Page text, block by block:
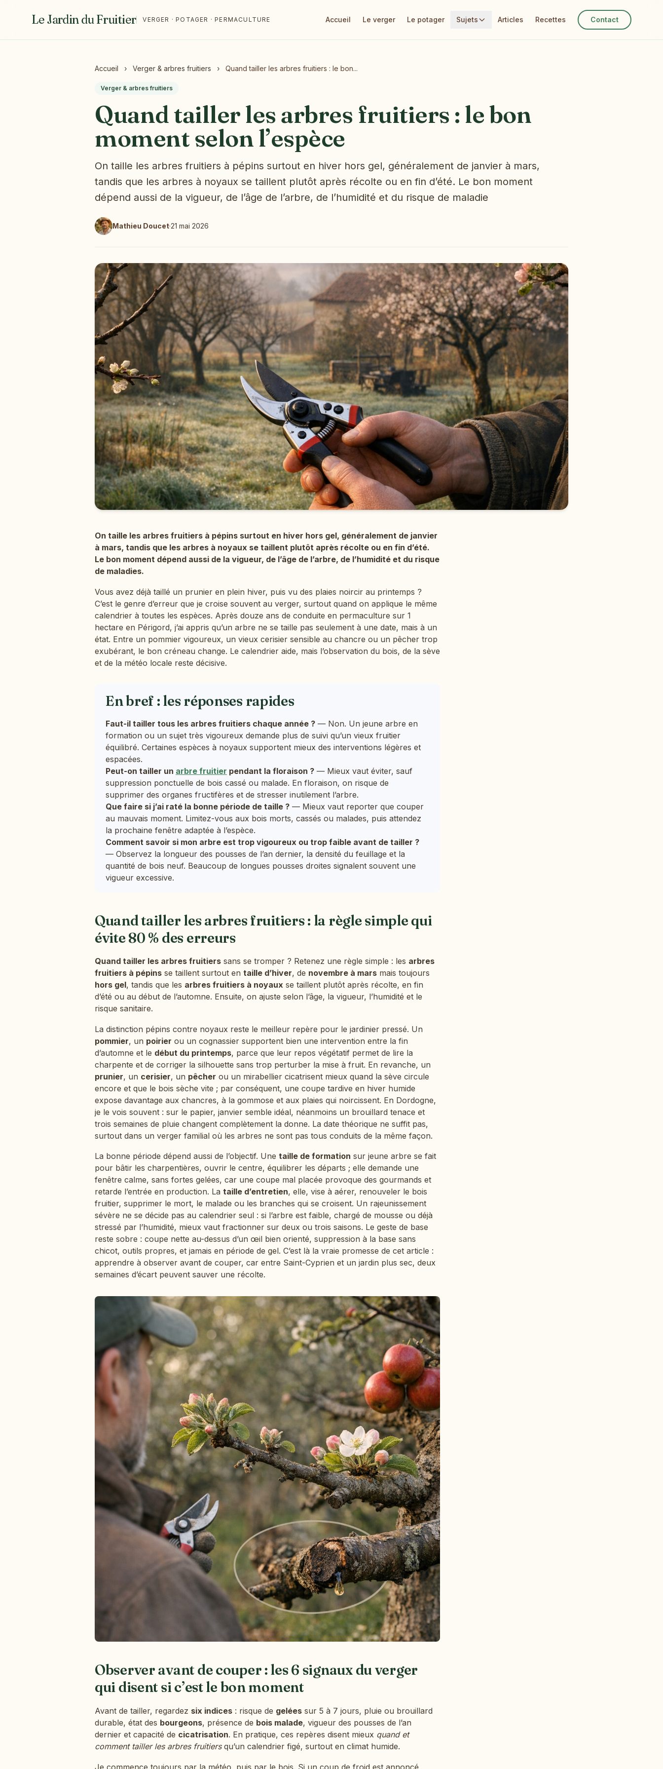
Le Jardin du Fruitier VERGER · POTAGER · PERMACULTURE Accueil Le verger Le potager Sujets Articles Recettes Contact
Accueil › Verger & arbres fruitiers › Quand tailler les arbres fruitiers : le bon...
Verger & arbres fruitiers
Quand tailler les arbres fruitiers : le bon
moment selon l’espèce
On taille les arbres fruitiers à pépins surtout en hiver hors gel, généralement de janvier à mars,
tandis que les arbres à noyaux se taillent plutôt après récolte ou en fin d’été. Le bon moment
dépend aussi de la vigueur, de l’âge de l’arbre, de l’humidité et du risque de maladie
Mathieu Doucet·21 mai 2026
On taille les arbres fruitiers à pépins surtout en hiver hors gel, généralement de janvier
à mars, tandis que les arbres à noyaux se taillent plutôt après récolte ou en fin d’été.
Le bon moment dépend aussi de la vigueur, de l’âge de l’arbre, de l’humidité et du risque
de maladies.
Vous avez déjà taillé un prunier en plein hiver, puis vu des plaies noircir au printemps ?
C’est le genre d’erreur que je croise souvent au verger, surtout quand on applique le même
calendrier à toutes les espèces. Après douze ans de conduite en permaculture sur 1
hectare en Périgord, j’ai appris qu’un arbre ne se taille pas seulement à une date, mais à un
état. Entre un pommier vigoureux, un vieux cerisier sensible au chancre ou un pêcher trop
exubérant, le bon créneau change. Le calendrier aide, mais l’observation du bois, de la sève
et de la météo locale reste décisive.
En bref : les réponses rapides
Faut-il tailler tous les arbres fruitiers chaque année ? — Non. Un jeune arbre en
formation ou un sujet très vigoureux demande plus de suivi qu’un vieux fruitier
équilibré. Certaines espèces à noyaux supportent mieux des interventions légères et
espacées.
Peut-on tailler un arbre fruitier pendant la floraison ? — Mieux vaut éviter, sauf
suppression ponctuelle de bois cassé ou malade. En floraison, on risque de
supprimer des organes fructifères et de stresser inutilement l’arbre.
Que faire si j’ai raté la bonne période de taille ? — Mieux vaut reporter que couper
au mauvais moment. Limitez-vous aux bois morts, cassés ou malades, puis attendez
la prochaine fenêtre adaptée à l’espèce.
Comment savoir si mon arbre est trop vigoureux ou trop faible avant de tailler ?
— Observez la longueur des pousses de l’an dernier, la densité du feuillage et la
quantité de bois neuf. Beaucoup de longues pousses droites signalent souvent une
vigueur excessive.
Quand tailler les arbres fruitiers : la règle simple qui
évite 80 % des erreurs
Quand tailler les arbres fruitiers sans se tromper ? Retenez une règle simple : les arbres
fruitiers à pépins se taillent surtout en taille d’hiver, de novembre à mars mais toujours
hors gel, tandis que les arbres fruitiers à noyaux se taillent plutôt après récolte, en fin
d’été ou au début de l’automne. Ensuite, on ajuste selon l’âge, la vigueur, l’humidité et le
risque sanitaire.
La distinction pépins contre noyaux reste le meilleur repère pour le jardinier pressé. Un
pommier, un poirier ou un cognassier supportent bien une intervention entre la fin
d’automne et le début du printemps, parce que leur repos végétatif permet de lire la
charpente et de corriger la silhouette sans trop perturber la mise à fruit. En revanche, un
prunier, un cerisier, un pêcher ou un mirabellier cicatrisent mieux quand la sève circule
encore et que le bois sèche vite ; par conséquent, une coupe tardive en hiver humide
expose davantage aux chancres, à la gommose et aux plaies qui noircissent. En Dordogne,
je le vois souvent : sur le papier, janvier semble idéal, néanmoins un brouillard tenace et
trois semaines de pluie changent complètement la donne. La date théorique ne suffit pas,
surtout dans un verger familial où les arbres ne sont pas tous conduits de la même façon.
La bonne période dépend aussi de l’objectif. Une taille de formation sur jeune arbre se fait
pour bâtir les charpentières, ouvrir le centre, équilibrer les départs ; elle demande une
fenêtre calme, sans fortes gelées, car une coupe mal placée provoque des gourmands et
retarde l’entrée en production. La taille d’entretien, elle, vise à aérer, renouveler le bois
fruitier, supprimer le mort, le malade ou les branches qui se croisent. Un rajeunissement
sévère ne se décide pas au calendrier seul : si l’arbre est faible, chargé de mousse ou déjà
stressé par l’humidité, mieux vaut fractionner sur deux ou trois saisons. Le geste de base
reste sobre : coupe nette au-dessus d’un œil bien orienté, suppression à la base sans
chicot, outils propres, et jamais en période de gel. C’est là la vraie promesse de cet article :
apprendre à observer avant de couper, car entre Saint-Cyprien et un jardin plus sec, deux
semaines d’écart peuvent sauver une récolte.
Observer avant de couper : les 6 signaux du verger
qui disent si c’est le bon moment
Avant de tailler, regardez six indices : risque de gelées sur 5 à 7 jours, pluie ou brouillard
durable, état des bourgeons, présence de bois malade, vigueur des pousses de l’an
dernier et capacité de cicatrisation. En pratique, ces repères disent mieux quand et
comment tailler les arbres fruitiersqu’un calendrier figé, surtout en climat humide.
Je commence toujours par la météo, puis par le bois. Si un coup de froid est annoncé,